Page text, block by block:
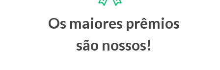
Os maiores prêmios
são nossos!